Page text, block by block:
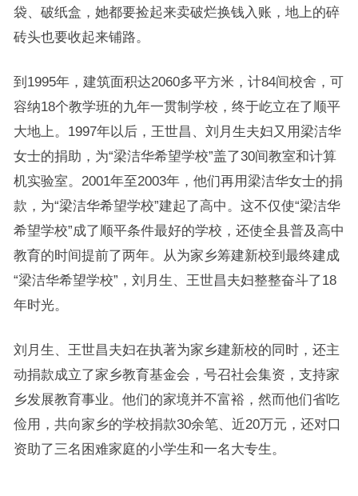
袋、破纸盒，她都要捡起来卖破烂换钱入账，地上的碎
砖头也要收起来铺路。
到1995年，建筑面积达2060多平方米，计84间校舍，可
容纳18个教学班的九年一贯制学校，终于屹立在了顺平
大地上。1997年以后，王世昌、刘月生夫妇又用梁洁华
女士的捐助，为“梁洁华希望学校”盖了30间教室和计算
机实验室。2001年至2003年，他们再用梁洁华女士的捐
款，为“梁洁华希望学校”建起了高中。这不仅使“梁洁华
希望学校”成了顺平条件最好的学校，还使全县普及高中
教育的时间提前了两年。从为家乡筹建新校到最终建成
“梁洁华希望学校”，刘月生、王世昌夫妇整整奋斗了18
年时光。
刘月生、王世昌夫妇在执著为家乡建新校的同时，还主
动捐款成立了家乡教育基金会，号召社会集资，支持家
乡发展教育事业。他们的家境并不富裕，然而他们省吃
俭用，共向家乡的学校捐款30余笔、近20万元，还对口
资助了三名困难家庭的小学生和一名大专生。